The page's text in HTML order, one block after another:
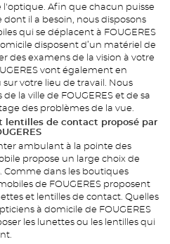
l'optique. Afin que chacun puisse
il a besoin, nous disposons
qui se déplacent à FOUGERES
disposent d’un matériel de
des examens de la vision à votre
vont également en
votre lieu de travail. Nous
la ville de FOUGERES et de sa
des problèmes de la vue.
lentilles de contact proposé par
ambulant à la pointe des
propose un large choix de
Comme dans les boutiques
de FOUGERES proposent
et lentilles de contact. Quelles
à domicile de FOUGERES
les lunettes ou les lentilles qui